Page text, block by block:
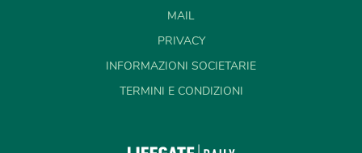
MAIL
PRIVACY
INFORMAZIONI SOCIETARIE
TERMINI E CONDIZIONI